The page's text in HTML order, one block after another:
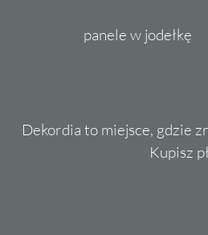
panele w jodełkę
Dekordia to miejsce, gdzie
Kupisz